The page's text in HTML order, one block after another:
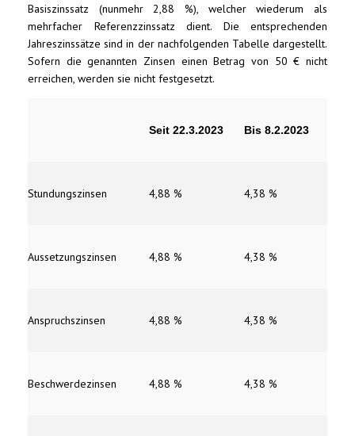
Basiszinssatz (nunmehr 2,88 %), welcher wiederum als
mehrfacher Referenzzinssatz dient. Die entsprechenden
Jahreszinssätze sind in der nachfolgenden Tabelle dargestellt.
Sofern die genannten Zinsen einen Betrag von 50 € nicht
erreichen, werden sie nicht festgesetzt.
Seit 22.3.2023 Bis 8.2.2023
Stundungszinsen 4,88 % 4,38 %
Aussetzungszinsen 4,88 % 4,38 %
Anspruchszinsen 4,88 % 4,38 %
Beschwerdezinsen 4,88 % 4,38 %